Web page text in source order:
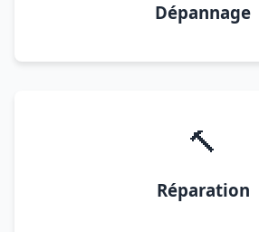
Dépannage
🔨
Réparation